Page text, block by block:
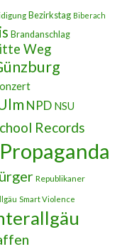
Bezirkstag Biberach
Brandanschlag
Weg
NPD NSU
Records
Propaganda
Republikaner
Smart Violence